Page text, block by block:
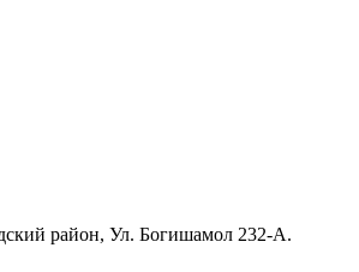
район, Ул. Богишамол 232-А.